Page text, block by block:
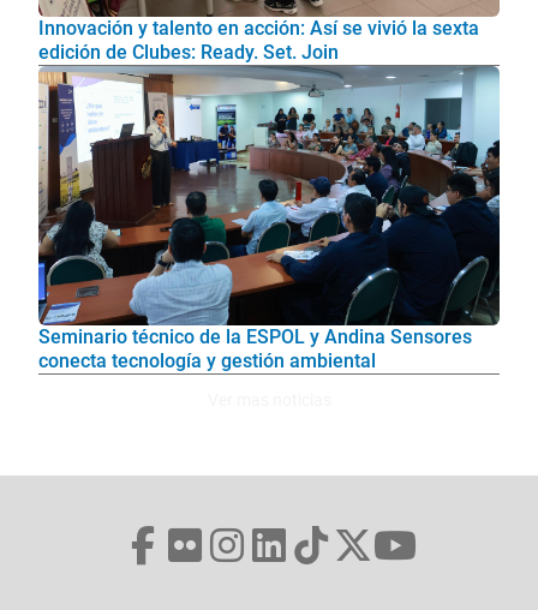
Innovación y talento en acción: Así se vivió la sexta
edición de Clubes: Ready. Set. Join
Seminario técnico de la ESPOL y Andina Sensores
conecta tecnología y gestión ambiental